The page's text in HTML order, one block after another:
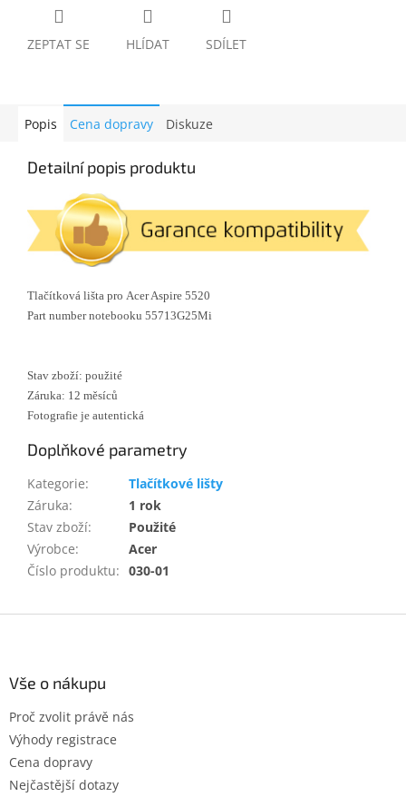
ZEPTAT SE HLÍDAT SDÍLET
Popis Cena dopravy Diskuze
Detailní popis produktu
Tlačítková lišta pro Acer Aspire 5520
Part number notebooku 55713G25Mi
Stav zboží: použité
Záruka: 12 měsíců
Fotografie je autentická
Doplňkové parametry
Kategorie:
Tlačítkové lišty
Záruka:
1 rok
Stav zboží:
Použité
Výrobce:
Acer
Číslo produktu: 030-01
Vše o nákupu
Proč zvolit právě nás
Výhody registrace
Cena dopravy
Nejčastější dotazy